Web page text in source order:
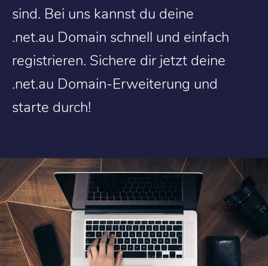
sind. Bei uns kannst du deine
.net.au Domain schnell und einfach
registrieren. Sichere dir jetzt deine
.net.au Domain-Erweiterung und
starte durch!